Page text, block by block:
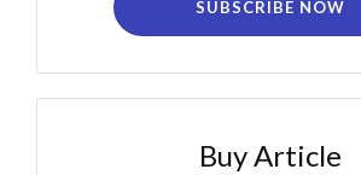
SUBSCRIBE NOW
Buy Article